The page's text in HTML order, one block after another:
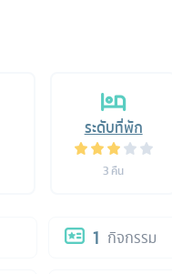
ระดับที่พัก
3 คืน
1 กิจกรรม